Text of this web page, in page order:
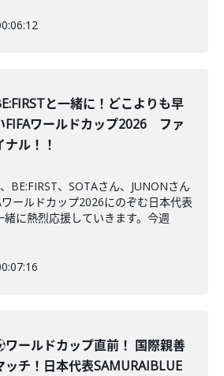
と一緒に！どこよりも早
FIFAワールドカップ2026 ファ
ナル！！
BE:FIRST、SOTAさん、JUNONさん
ールドカップ2026にのぞむ日本代表
緒に熱烈応援していきます。今週
ワールドカップ直前！ 国際親善
ッチ！日本代表SAMURAIBLUE